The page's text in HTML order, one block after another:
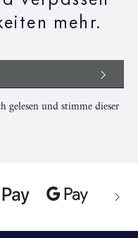
mehr.
gelesen und stimme dieser